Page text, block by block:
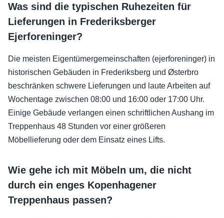
Was sind die typischen Ruhezeiten für
Lieferungen in Frederiksberger
Ejerforeninger?
Die meisten Eigentümergemeinschaften (ejerforeninger) in
historischen Gebäuden in Frederiksberg und Østerbro
beschränken schwere Lieferungen und laute Arbeiten auf
Wochentage zwischen 08:00 und 16:00 oder 17:00 Uhr.
Einige Gebäude verlangen einen schriftlichen Aushang im
Treppenhaus 48 Stunden vor einer größeren
Möbellieferung oder dem Einsatz eines Lifts.
Wie gehe ich mit Möbeln um, die nicht
durch ein enges Kopenhagener
Treppenhaus passen?